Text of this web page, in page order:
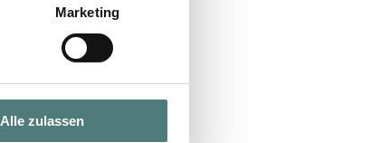
Marketing
Alle zulassen